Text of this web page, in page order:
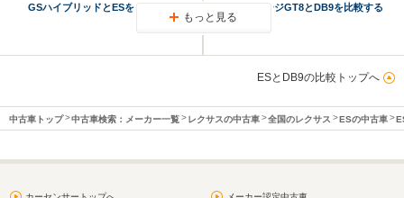
GSハイブリッドとESを比較する ヴァンテージGT8とDB9を比較する
もっと見る
ESとDB9の比較トップへ
中古車トップ 中古車検索：メーカー一覧 レクサスの中古車 全国のレクサス ESの中古車